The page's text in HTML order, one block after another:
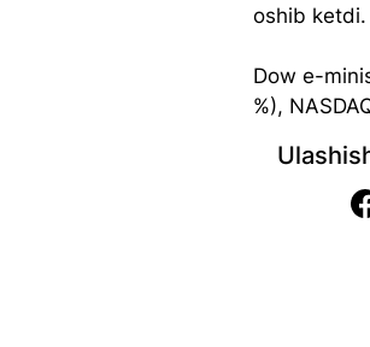
oshib ketdi.
Dow e-
%),